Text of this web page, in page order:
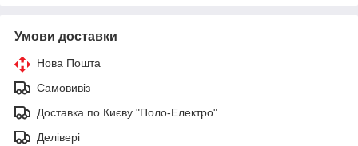
Умови доставки
Нова Пошта
Самовивіз
Доставка по Києву "Поло-Електро"
Делівері